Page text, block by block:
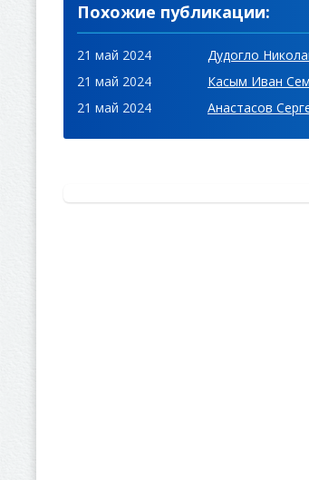
Похожие публикации:
21 май 2024
Дудогло
21 май 2024
Касым Иван
21 май 2024
Анастасов